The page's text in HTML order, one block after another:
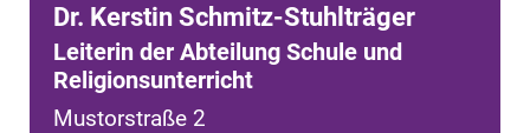
Dr. Kerstin Schmitz-Stuhlträger
Leiterin der Abteilung Schule und
Religionsunterricht
Mustorstraße 2